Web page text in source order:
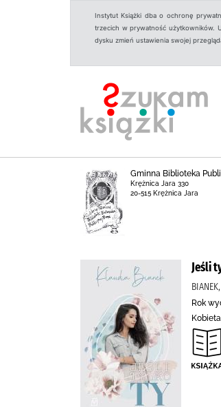
Instytut Książki dba o ochronę
trzecich w prywatność użytkowników.
dysku zmień ustawienia swojej
Gminna Biblioteka
Krężnica Jara 330
20-515 Krężnica Jara
Jeśli
Rok